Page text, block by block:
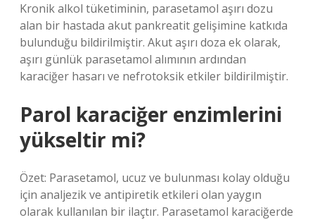
Kronik alkol tüketiminin, parasetamol aşırı dozu
alan bir hastada akut pankreatit gelişimine katkıda
bulunduğu bildirilmiştir. Akut aşırı doza ek olarak,
aşırı günlük parasetamol alımının ardından
karaciğer hasarı ve nefrotoksik etkiler bildirilmiştir.
Parol karaciğer enzimlerini
yükseltir mi?
Özet: Parasetamol, ucuz ve bulunması kolay olduğu
için analjezik ve antipiretik etkileri olan yaygın
olarak kullanılan bir ilaçtır. Parasetamol karaciğerde